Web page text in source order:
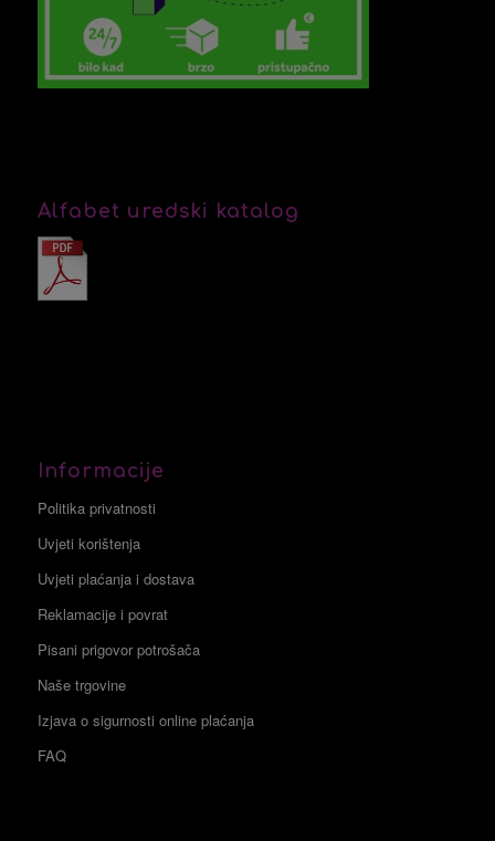
Alfabet uredski katalog
Informacije
Politika privatnosti
Uvjeti korištenja
Uvjeti plaćanja i dostava
Reklamacije i povrat
Pisani prigovor potrošača
Naše trgovine
Izjava o sigurnosti online plaćanja
FAQ